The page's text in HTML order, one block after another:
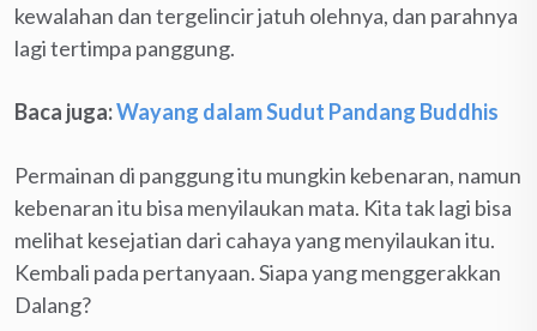
kewalahan dan tergelincir jatuh olehnya, dan parahnya
lagi tertimpa panggung.
Baca juga:Wayang dalam Sudut Pandang Buddhis
Permainan di panggung itu mungkin kebenaran, namun
kebenaran itu bisa menyilaukan mata. Kita tak lagi bisa
melihat kesejatian dari cahaya yang menyilaukan itu.
Kembali pada pertanyaan. Siapa yang menggerakkan
Dalang?